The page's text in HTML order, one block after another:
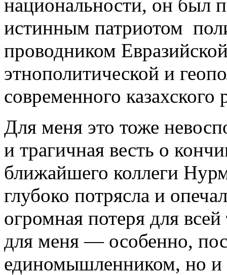
национальности, он был
истинным патриотом
проводником
этнополитической и
современного казахского
Для меня это тоже
и трагичная весть о
ближайшего коллеги
глубоко потрясла и
огромная потеря для
для меня — особенно,
единомышленником, но